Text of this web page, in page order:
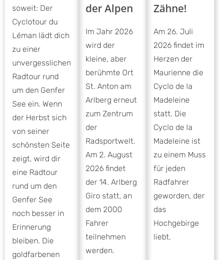
soweit: Der
Cyclotour du
Léman lädt dich
zu einer
unvergesslichen
Radtour rund
um den Genfer
See ein. Wenn
der Herbst sich
von seiner
schönsten Seite
zeigt, wird dir
eine Radtour
rund um den
Genfer See
noch besser in
Erinnerung
bleiben. Die
goldfarbenen
der Alpen
Im Jahr 2026
wird der
kleine, aber
berühmte Ort
St. Anton am
Arlberg erneut
zum Zentrum
der
Radsportwelt.
Am 2. August
2026 findet
der 14. Arlberg
Giro statt, an
dem 2000
Fahrer
teilnehmen
werden.
Zähne!
Am 26. Juli
2026 findet im
Herzen der
Maurienne die
Cyclo de la
Madeleine
statt. Die
Cyclo de la
Madeleine ist
zu einem Muss
für jeden
Radfahrer
geworden, der
das
Hochgebirge
liebt.